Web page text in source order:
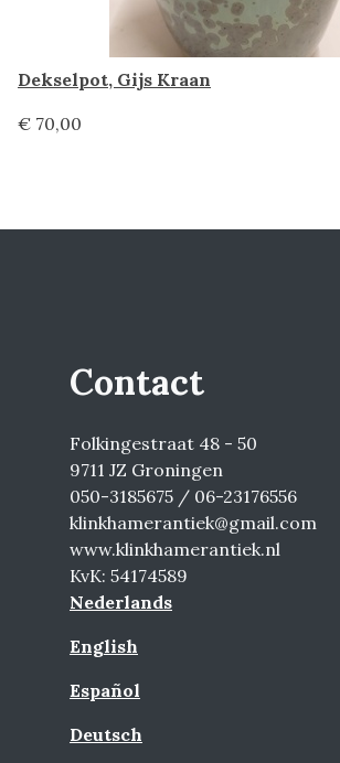
Dekselpot, Gijs Kraan
€ 70,00
Contact
Folkingestraat 48 - 50
9711 JZ Groningen
050-3185675 / 06-23176556
klinkhamerantiek@gmail.com
www.klinkhamerantiek.nl
KvK: 54174589
Nederlands
English
Español
Deutsch